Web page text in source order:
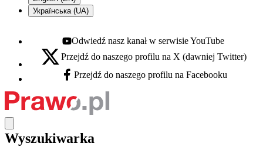
Українська (UA)
Youtube - otwiera się w nowej karcie
Odwiedź nasz kanał w serwisie YouTube
X - otwiera się w nowej karcie
Przejdź do naszego profilu na X (dawniej Twitter)
Facebook - otwiera się w nowej karcie
Przejdź do naszego profilu na Facebooku
Wyszukiwarka